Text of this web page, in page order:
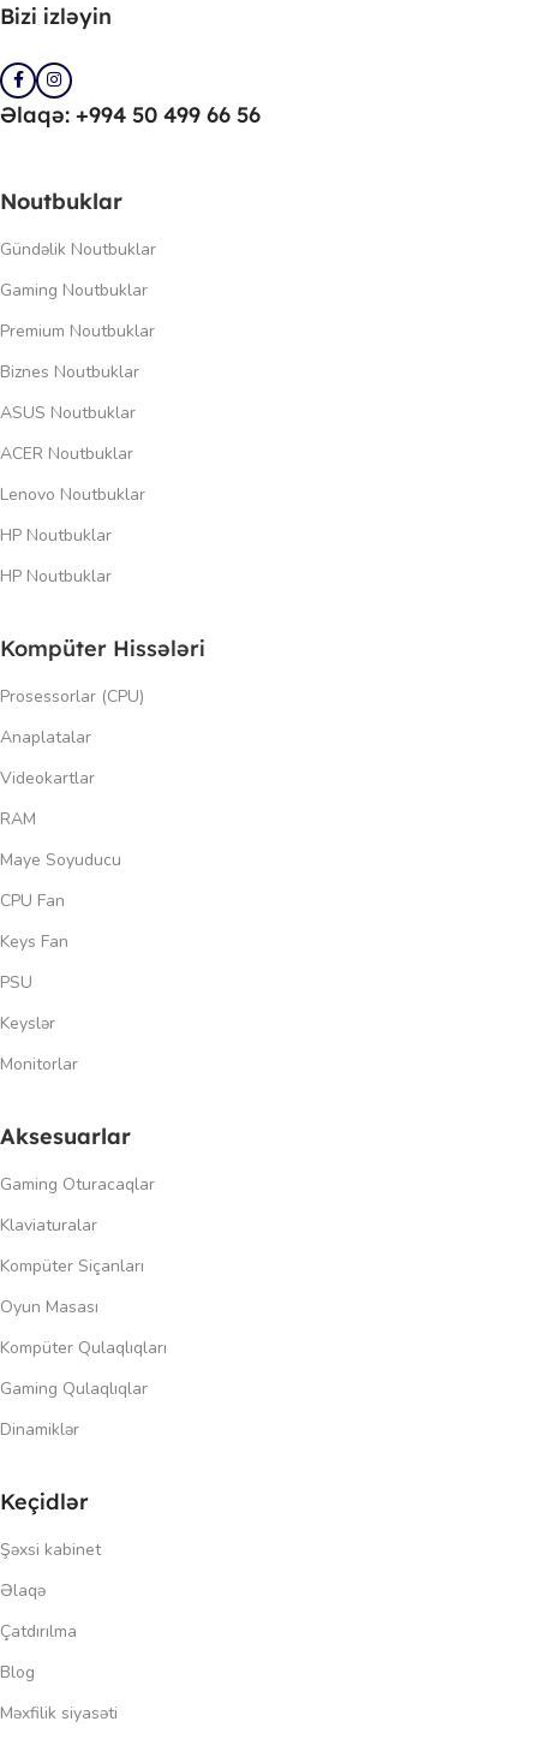
Bizi izləyin
Əlaqə: +994 50 499 66 56
Noutbuklar
Gündəlik Noutbuklar
Gaming Noutbuklar
Premium Noutbuklar
Biznes Noutbuklar
ASUS Noutbuklar
ACER Noutbuklar
Lenovo Noutbuklar
HP Noutbuklar
HP Noutbuklar
Kompüter Hissələri
Prosessorlar (CPU)
Anaplatalar
Videokartlar
RAM
Maye Soyuducu
CPU Fan
Keys Fan
PSU
Keyslər
Monitorlar
Aksesuarlar
Gaming Oturacaqlar
Klaviaturalar
Kompüter Siçanları
Oyun Masası
Kompüter Qulaqlıqları
Gaming Qulaqlıqlar
Dinamiklər
Keçidlər
Şəxsi kabinet
Əlaqə
Çatdırılma
Blog
Məxfilik siyasəti